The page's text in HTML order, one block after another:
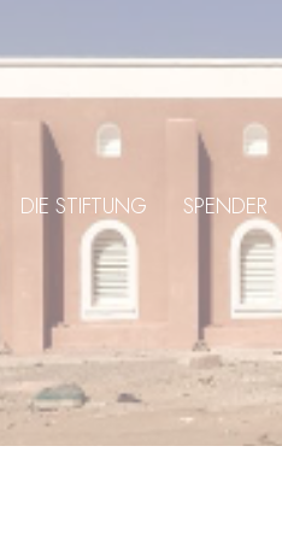
DIE STIFTUNG SPENDER